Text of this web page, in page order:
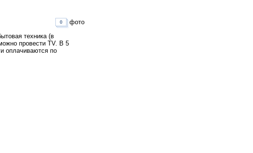
техника (в
провести TV. В 5
оплачиваются по
0 фото